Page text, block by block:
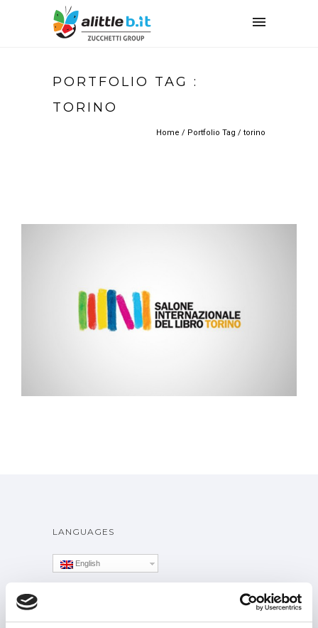
PORTFOLIO TAG :
TORINO
Home / Portfolio Tag / torino
REAL CHAMBER AT BOOK FAIR
Serious Game
LANGUAGES
English